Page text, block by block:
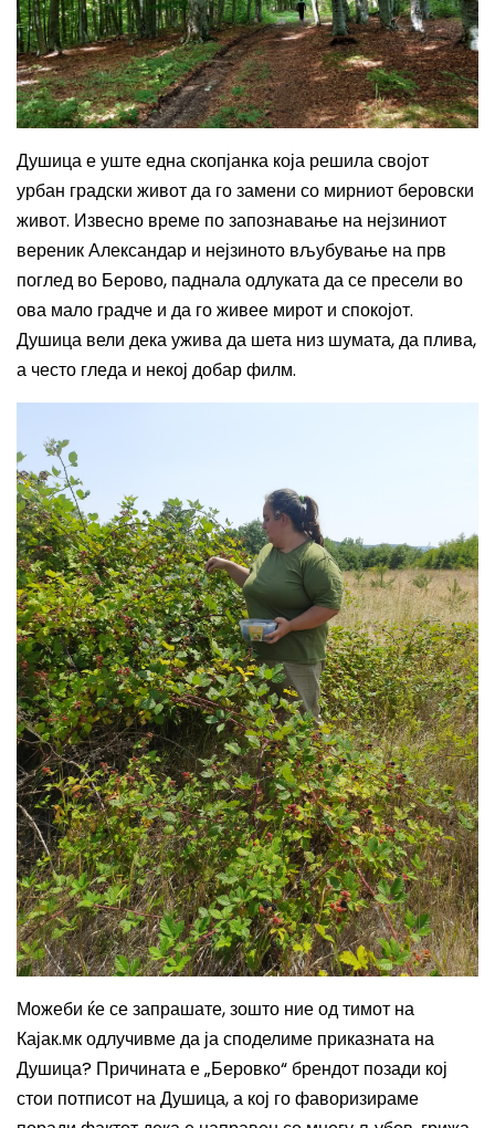
Душица е уште една скопјанка која решила својот
урбан градски живот да го замени со мирниот беровски
живот. Извесно време по запознавање на нејзиниот
вереник Александар и нејзиното вљубување на прв
поглед во Берово, паднала одлуката да се пресели во
ова мало градче и да го живее мирот и спокојот.
Душица вели декаужива да шета низ шумата, да плива,
а често гледа и некој добар филм.
Можеби ќе се запрашате, зошто ние од тимот на
Кајак.мк одлучивме да ја споделиме приказната на
Душица? Причината е „Беровко“ брендот позади кој
стои потписот на Душица, а кој го фаворизираме